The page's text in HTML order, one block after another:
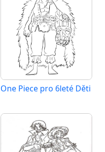
One Piece pro 6leté Děti